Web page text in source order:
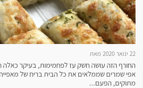
22 ינואר 2020 מאת
החורף הזה עושה חשק עז לפחמימות, בעיקר כאלה
אפי שמרים שממלאים את כל הבית בריח של
מתוקים, הפעם...